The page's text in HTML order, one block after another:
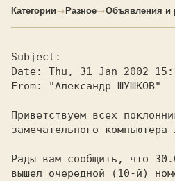
Категории→Разное→Объявления и
Subject:
Date: Thu, 31 Jan 2002
From: "Александр ШУШКОВ"
Приветствуем всех
замечательного компьютера
Рады вам сообщить, что
вышел очередной (10-й)